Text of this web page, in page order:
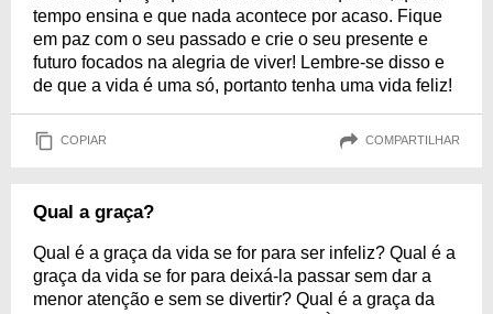
tempo ensina e que nada acontece por acaso. Fique
em paz com o seu passado e crie o seu presente e
futuro focados na alegria de viver! Lembre-se disso e
de que a vida é uma só, portanto tenha uma vida feliz!
COPIAR COMPARTILHAR
Qual a graça?
Qual é a graça da vida se for para ser infeliz? Qual é a
graça da vida se for para deixá-la passar sem dar a
menor atenção e sem se divertir? Qual é a graça da